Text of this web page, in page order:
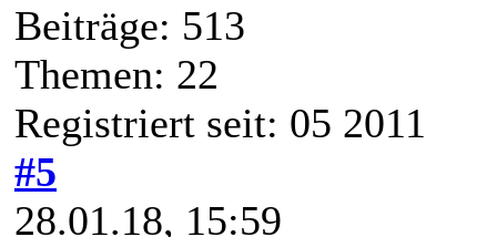
Beiträge: 513
Themen: 22
Registriert seit: 05 2011
#5
28.01.18, 15:59